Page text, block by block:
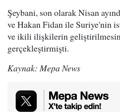
Şeybani, son olarak Nisan
ve Hakan Fidan ile Suriye'nin
ve ikili ilişkilerin
gerçekleştirmişti.
Kaynak: Mepa News